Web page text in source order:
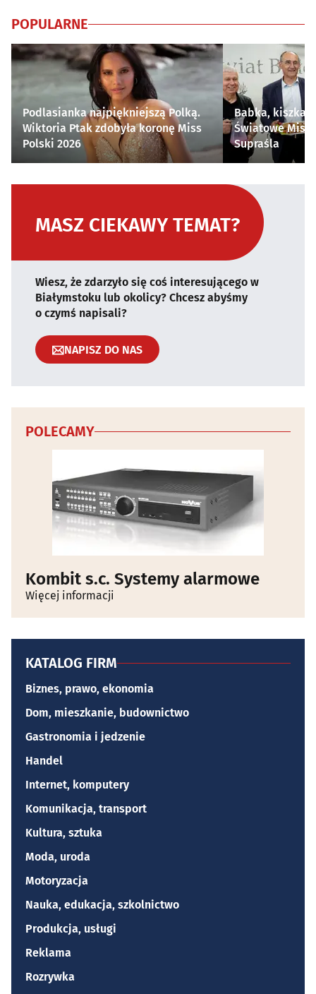
POPULARNE
Podlasianka najpiękniejszą Polką.
Wiktoria Ptak zdobyła koronę Miss
Polski 2026
Babka, kiszka i
Światowe
Supraśla
MASZ CIEKAWY TEMAT?
Wiesz, że zdarzyło się coś interesującego w
Białymstoku lub okolicy? Chcesz abyśmy
o czymś napisali?
NAPISZ DO NAS
POLECAMY
Kombit s.c. Systemy alarmowe
Więcej informacji
KATALOG FIRM
Biznes, prawo, ekonomia
Dom, mieszkanie, budownictwo
Gastronomia i jedzenie
Handel
Internet, komputery
Komunikacja, transport
Kultura, sztuka
Moda, uroda
Motoryzacja
Nauka, edukacja, szkolnictwo
Produkcja, usługi
Reklama
Rozrywka